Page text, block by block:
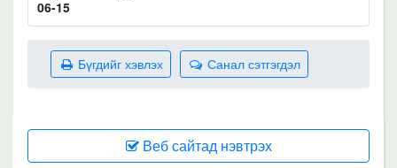
06-15
Санал сэтгэгдэл
Бүгдийг хэвлэх
Веб сайтад нэвтрэх